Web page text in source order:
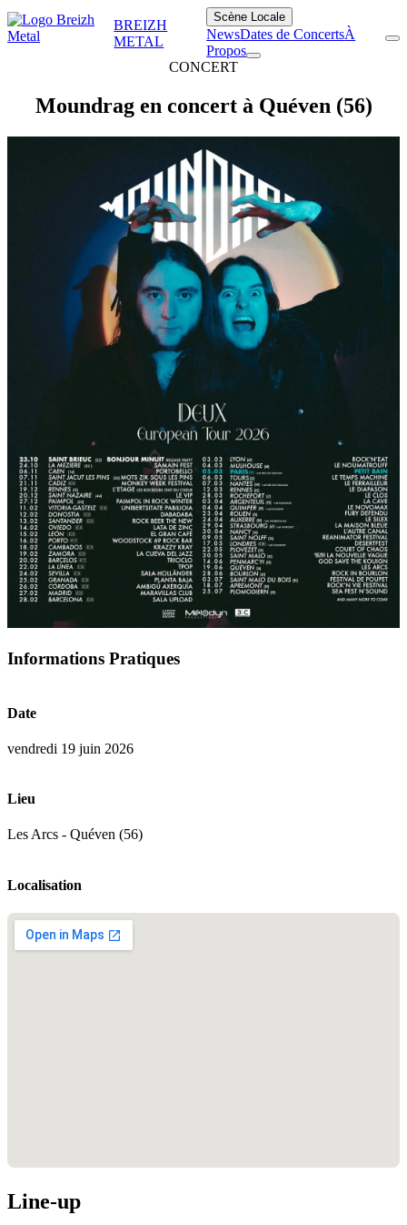
BREIZH
METAL
Scène Locale
NewsDates de ConcertsÀ
Propos
CONCERT
Moundrag en concert à Quéven (56)
Informations Pratiques
Date
vendredi 19 juin 2026
Lieu
Les Arcs - Quéven (56)
Localisation
Line-up